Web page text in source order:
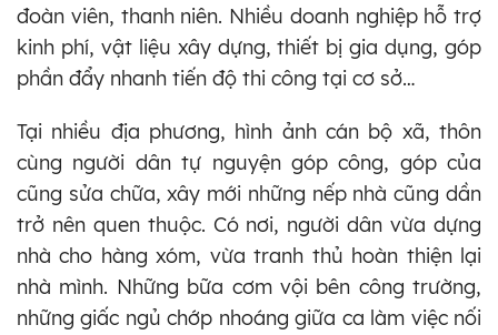
đoàn viên, thanh niên. Nhiều doanh nghiệp hỗ trợ
kinh phí, vật liệu xây dựng, thiết bị gia dụng, góp
phần đẩy nhanh tiến độ thi công tại cơ sở…
Tại nhiều địa phương, hình ảnh cán bộ xã, thôn
cùng người dân tự nguyện góp công, góp của
cũng sửa chữa, xây mới những nếp nhà cũng dần
trở nên quen thuộc. Có nơi, người dân vừa dựng
nhà cho hàng xóm, vừa tranh thủ hoàn thiện lại
nhà mình. Những bữa cơm vội bên công trường,
những giấc ngủ chớp nhoáng giữa ca làm việc nối